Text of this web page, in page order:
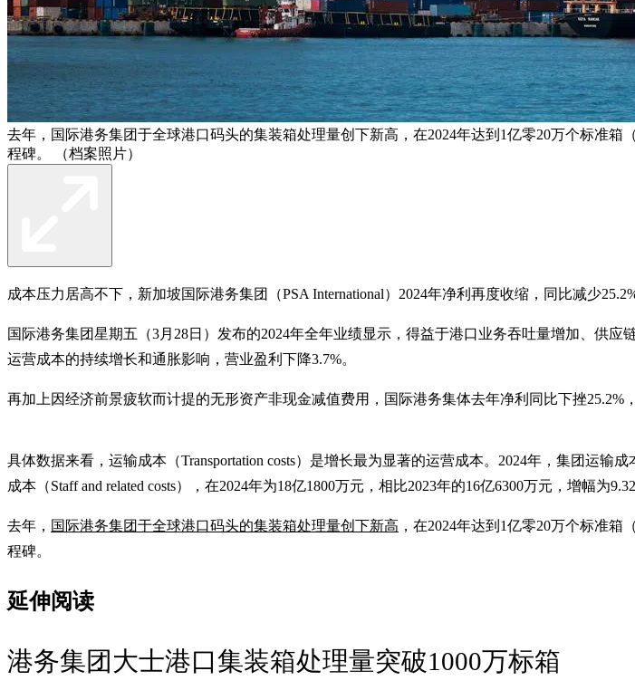
去年，国际港务集团于全球港口码头的集装箱处理量创下新高，在2024年达到1亿零20万个标准
程碑。 （档案照片）
成本压力居高不下，新加坡国际港务集团（PSA International）2024年净利再度收缩，同比减少25.2%
国际港务集团星期五（3月28日）发布的2024年全年业绩显示，得益于港口业务吞吐量增加、供
运营成本的持续增长和通胀影响，营业盈利下降3.7%。
再加上因经济前景疲软而计提的无形资产非现金减值费用，国际港务集体去年净利同比下挫25.2%，
具体数据来看，运输成本（Transportation costs）是增长最为显著的运营成本。2024年，集团运输
成本（Staff and related costs），在2024年为18亿1800万元，相比2023年的16亿6300万元，增幅为
去年， 国际港务集团于全球港口码头的集装箱处理量创下新高 ，在2024年达到1亿零20万个标准
程碑。
延伸阅读
港务集团大士港口集装箱处理量突破1000万标箱